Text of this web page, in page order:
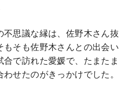
不思議な縁は、佐野木さん抜
もそも佐野木さんとの出会い
合で訪れた愛媛で、たまたま
せたのがきっかけでした。